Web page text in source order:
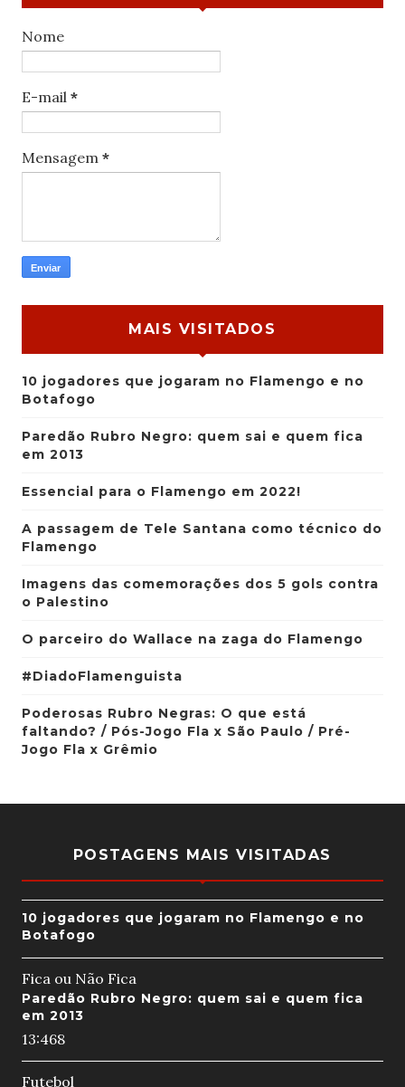
Nome
E-mail *
Mensagem *
MAIS VISITADOS
10 jogadores que jogaram no Flamengo e no
Botafogo
Paredão Rubro Negro: quem sai e quem fica
em 2013
Essencial para o Flamengo em 2022!
A passagem de Tele Santana como técnico do
Flamengo
Imagens das comemorações dos 5 gols contra
o Palestino
O parceiro do Wallace na zaga do Flamengo
#DiadoFlamenguista
Poderosas Rubro Negras: O que está
faltando? / Pós-Jogo Fla x São Paulo / Pré-
Jogo Fla x Grêmio
POSTAGENS MAIS VISITADAS
10 jogadores que jogaram no Flamengo e no
Botafogo
Fica ou Não Fica
Paredão Rubro Negro: quem sai e quem fica
em 2013
13:468
Futebol